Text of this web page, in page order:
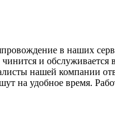
в наших
и обслуживается
нашей компании
на удобное время.